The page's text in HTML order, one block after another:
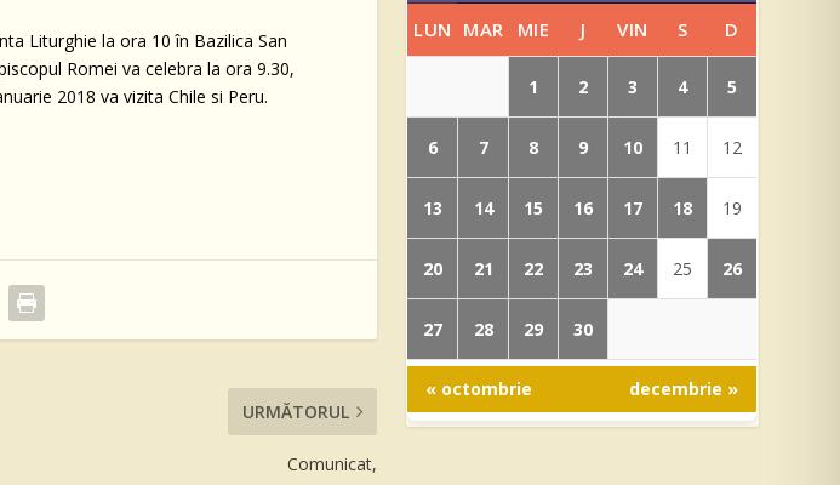
Liturghie la ora 10 în Bazilica San
Romei va celebra la ora 9.30,
2018 va vizita Chile si Peru.
URMĂTORUL
Comunicat,
LUN MAR MIE J VIN S D
1 2 3 4 5
6 7 8 9 10 11 12
13 14 15 16 17 18 19
20 21 22 23 24 25 26
27 28 29 30
« octombrie decembrie »